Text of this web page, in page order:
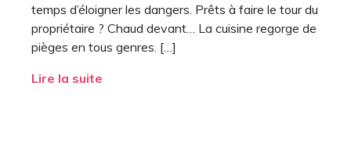
temps d’éloigner les dangers. Prêts à faire le tour du
propriétaire ? Chaud devant… La cuisine regorge de
pièges en tous genres. […]
Lire la suite